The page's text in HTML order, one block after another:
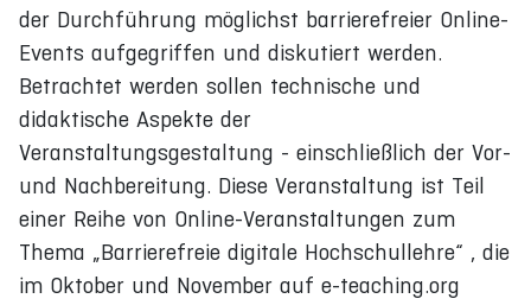
der Durchführung möglichst barrierefreier Online-
Events aufgegriffen und diskutiert werden.
Betrachtet werden sollen technische und
didaktische Aspekte der
Veranstaltungsgestaltung - einschließlich der Vor-
und Nachbereitung. Diese Veranstaltung ist Teil
einer Reihe von Online-Veranstaltungen zum
Thema „Barrierefreie digitale Hochschullehre“ , die
im Oktober und November auf e-teaching.org